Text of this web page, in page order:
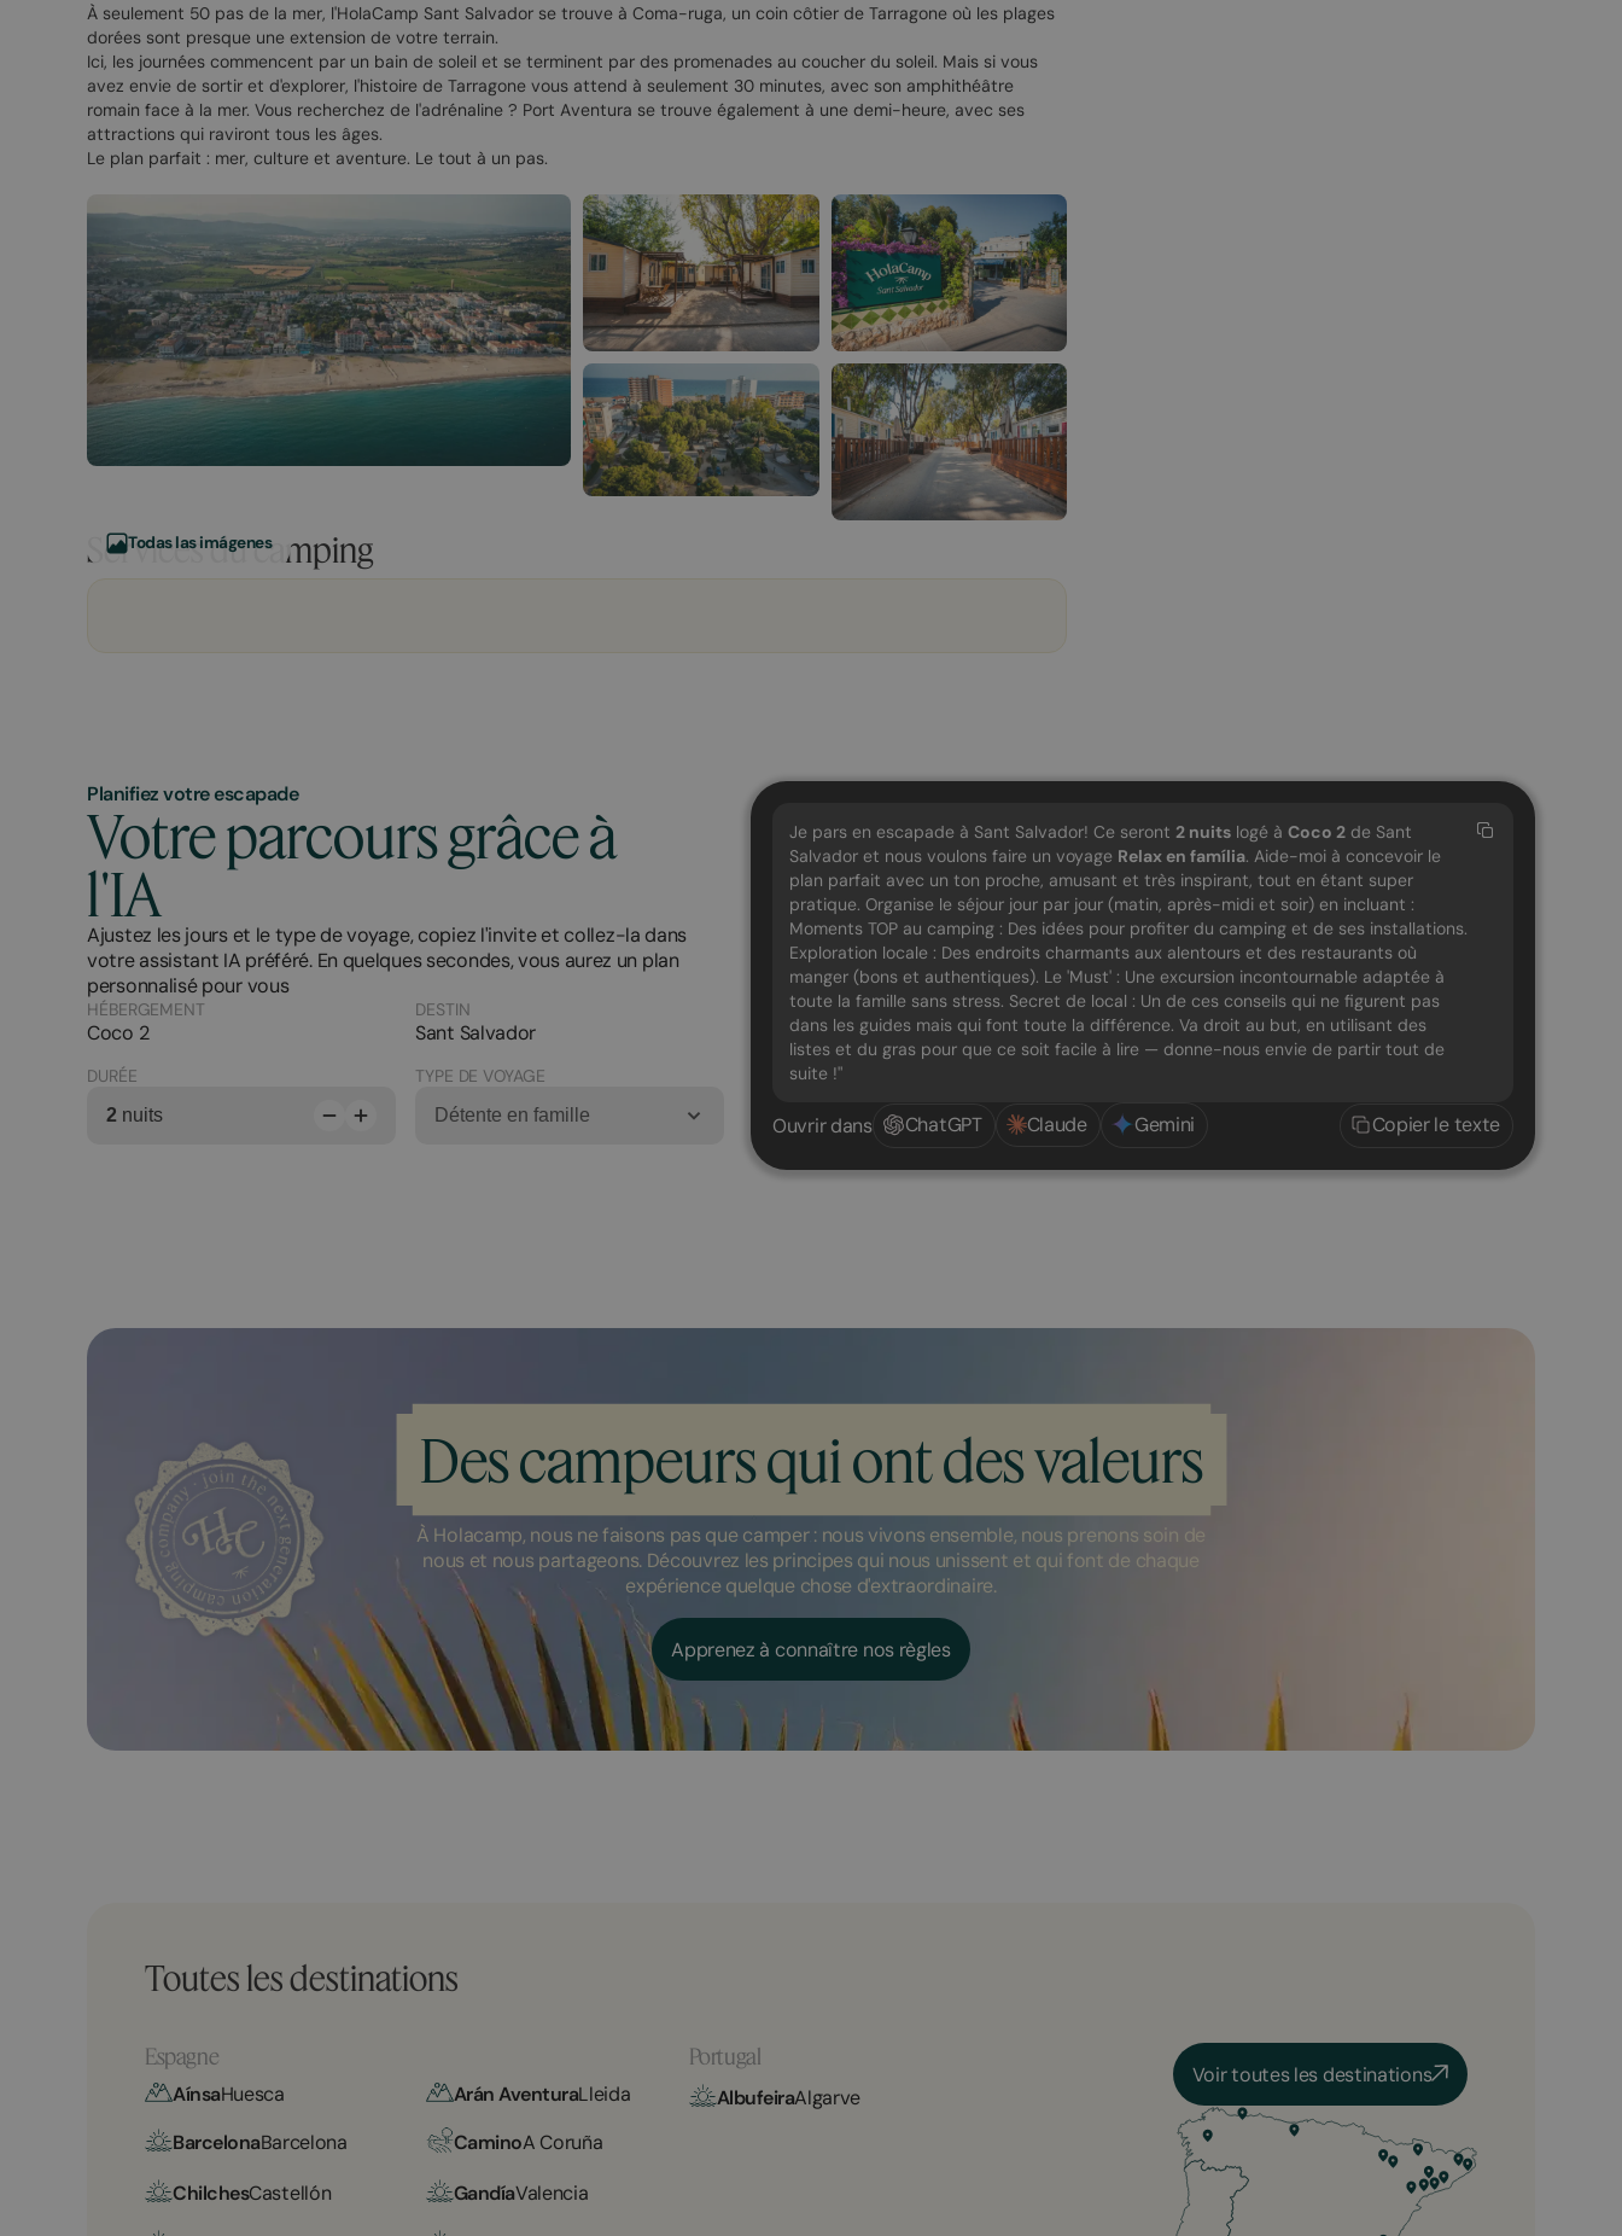
À seulement 50 pas de la mer, l'HolaCamp Sant Salvador se trouve à Coma-ruga, un coin côtier de Tarragone où les plages
dorées sont presque une extension de votre terrain.
Ici, les journées commencent par un bain de soleil et se terminent par des promenades au coucher du soleil. Mais si vous
avez envie de sortir et d'explorer, l'histoire de Tarragone vous attend à seulement 30 minutes, avec son amphithéâtre
romain face à la mer. Vous recherchez de l'adrénaline ? Port Aventura se trouve également à une demi-heure, avec ses
attractions qui raviront tous les âges.
Le plan parfait : mer, culture et aventure. Le tout à un pas.
Todas las imágenes
Services du camping
Planifiez votre escapade
Votre parcours grâce à
l'IA
Ajustez les jours et le type de voyage, copiez l'invite et collez-la dans
votre assistant IA préféré. En quelques secondes, vous aurez un plan
personnalisé pour vous
HÉBERGEMENT
Coco 2
DESTIN
Sant Salvador
DURÉE
2 nuits
TYPE DE VOYAGE
Détente en famille
Je pars en escapade à Sant Salvador! Ce seront 2 nuits logé à Coco 2 de Sant
Salvador et nous voulons faire un voyage Relax en família. Aide-moi à concevoir le
plan parfait avec un ton proche, amusant et très inspirant, tout en étant super
pratique. Organise le séjour jour par jour (matin, après-midi et soir) en incluant :
Moments TOP au camping : Des idées pour profiter du camping et de ses installations.
Exploration locale : Des endroits charmants aux alentours et des restaurants où
manger (bons et authentiques). Le 'Must' : Une excursion incontournable adaptée à
toute la famille sans stress. Secret de local : Un de ces conseils qui ne figurent pas
dans les guides mais qui font toute la différence. Va droit au but, en utilisant des
listes et du gras pour que ce soit facile à lire — donne-nous envie de partir tout de
suite !"
Ouvrir dans ChatGPT Claude Gemini Copier le texte
Des campeurs qui ont des valeurs
À Holacamp, nous ne faisons pas que camper : nous vivons ensemble, nous prenons soin de
nous et nous partageons. Découvrez les principes qui nous unissent et qui font de chaque
expérience quelque chose d'extraordinaire.
Apprenez à connaître nos règles
Toutes les destinations
Espagne
AínsaHuesca Arán AventuraLleida
BarcelonaBarcelona CaminoA Coruña
ChilchesCastellón GandíaValencia
Portugal
AlbufeiraAlgarve
Voir toutes les destinations